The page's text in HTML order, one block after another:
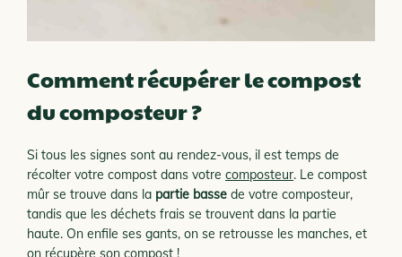
Comment récupérer le compost
du composteur ?
Si tous les signes sont au rendez-vous, il est temps de
récolter votre compost dans votre composteur. Le compost
mûr se trouve dans la partie basse de votre composteur,
tandis que les déchets frais se trouvent dans la partie
haute. On enfile ses gants, on se retrousse les manches, et
on récupère son compost !